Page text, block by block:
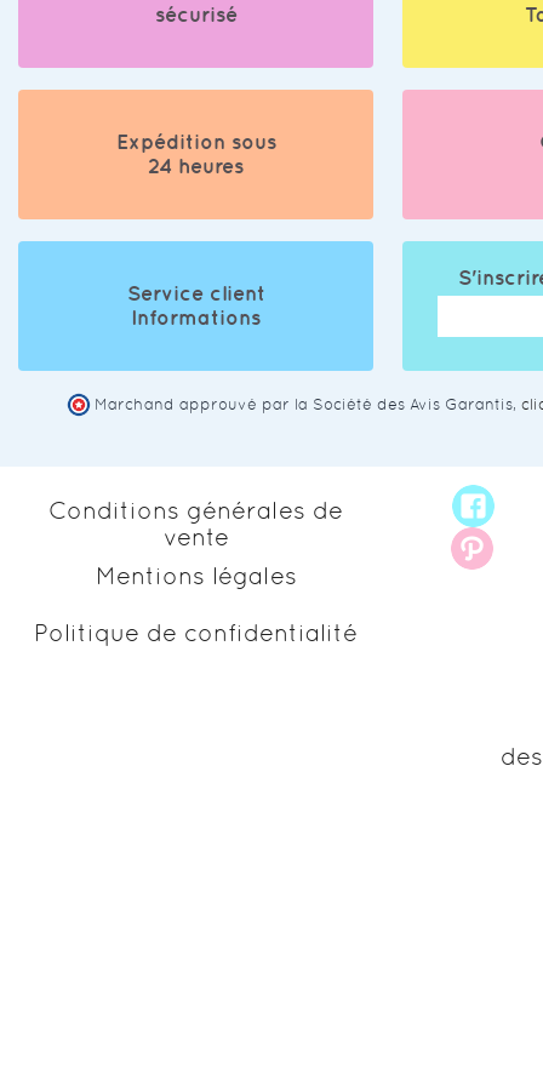
sécurisé
Expédition sous
24 heures
Service client
Informations
Marchand approuvé par la Société des Avis Garantis,
Conditions générales de
vente
Mentions légales
Politique de confidentialité